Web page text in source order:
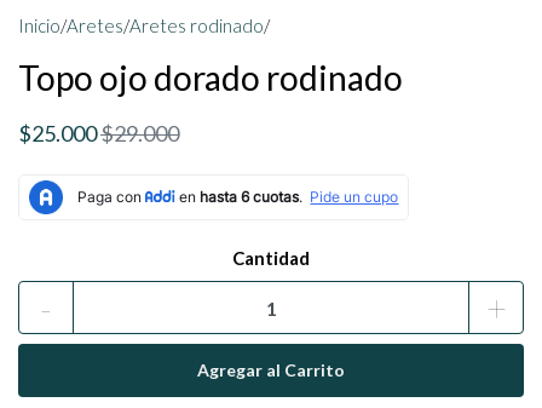
Inicio/Aretes/Aretes rodinado/
Topo ojo dorado rodinado
$25.000$29.000
Cantidad
- +